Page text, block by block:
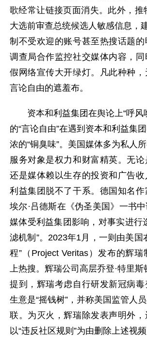
歌经常让链接页面消失。此外，推
大选前审查总统候选人敏感信息，
制不受欢迎的账号甚至热搜话题
调查局合作监控社交媒体内容，
假网络宣传大开绿灯。凡此种种，
言论自由的遮羞布。
资本和利益集团在舆论上“呼风
的“言论自由”在遇到资本和利益集
浓的“铜臭味”。美国媒体多为私人
服务对象是权力和财富精英。无
还是媒体赖以生存的投资和广告
利益集团脱不了干系。德国知名作
埃尔·吕德斯在《伪圣美国》一书
媒体受利益集团影响，对事实进行
滤机制”。2023年1月，一则由美国
程”（Project Veritas）发布的辉
上热搜。辉瑞公司高层乔登·特里斯
提到，辉瑞考虑自行研发新冠病
生意是“摇钱树”，并称美国监管人
联。为灭火，辉瑞除发表声明外
以“违反社区规则”为由删除上述视频